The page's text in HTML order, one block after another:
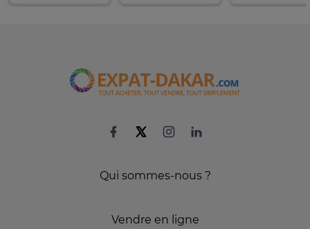
Qui sommes-nous ?
Vendre en ligne